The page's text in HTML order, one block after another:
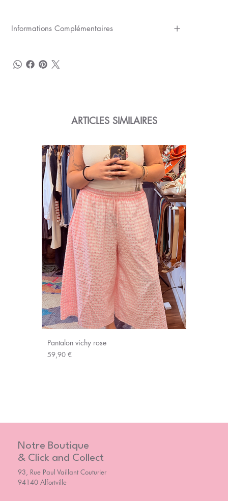
Informations Complémentaires
ARTICLES SIMILAIRES
Pantalon vichy rose
Prix
59,90 €
Notre Boutique
& Click and Collect
93, Rue Paul Vaillant Couturier
94140 Alfortville